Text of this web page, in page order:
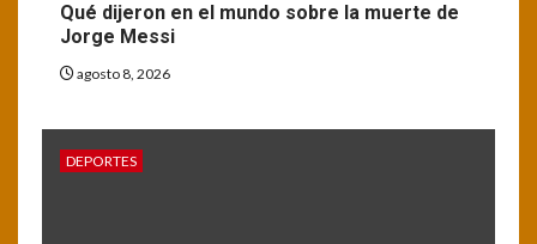
Qué dijeron en el mundo sobre la muerte de
Jorge Messi
agosto 8, 2026
DEPORTES